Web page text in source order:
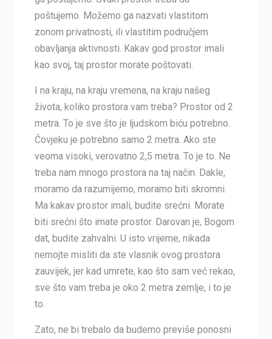
poštujemo. Možemo ga nazvati vlastitom
zonom privatnosti, ili vlastitim područjem
obavljanja aktivnosti. Kakav god prostor imali
kao svoj, taj prostor morate poštovati.
I na kraju, na kraju vremena, na kraju našeg
života, koliko prostora vam treba? Prostor od 2
metra. To je sve što je ljudskom biću potrebno.
Čovjeku je potrebno samo 2 metra. Ako ste
veoma visoki, verovatno 2,5 metra. To je to. Ne
treba nam mnogo prostora na taj način. Dakle,
moramo da razumijemo, moramo biti skromni.
Ma kakav prostor imali, budite srećni. Morate
biti srećni što imate prostor. Darovan je, Bogom
dat, budite zahvalni. U isto vrijeme, nikada
nemojte misliti da ste vlasnik ovog prostora
zauvijek, jer kad umrete, kao što sam već rekao,
sve što vam treba je oko 2 metra zemlje, i to je
to.
Zato, ne bi trebalo da budemo previše ponosni